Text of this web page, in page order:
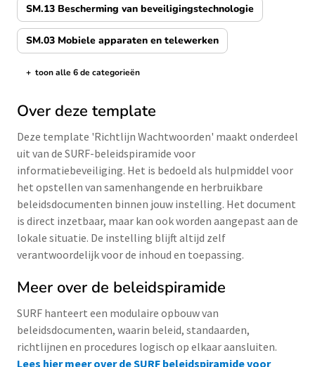
SM.13 Bescherming van beveiligingstechnologie
SM.03 Mobiele apparaten en telewerken
de categorieën tonen/verbergen
+ toon alle 6 de categorieën
Over deze template
Deze template 'Richtlijn Wachtwoorden' maakt onderdeel
uit van de SURF-beleidspiramide voor
informatiebeveiliging. Het is bedoeld als hulpmiddel voor
het opstellen van samenhangende en herbruikbare
beleidsdocumenten binnen jouw instelling. Het document
is direct inzetbaar, maar kan ook worden aangepast aan de
lokale situatie. De instelling blijft altijd zelf
verantwoordelijk voor de inhoud en toepassing.
Meer over de beleidspiramide
SURF hanteert een modulaire opbouw van
beleidsdocumenten, waarin beleid, standaarden,
richtlijnen en procedures logisch op elkaar aansluiten.
Lees hier meer over de SURF beleidspiramide voor